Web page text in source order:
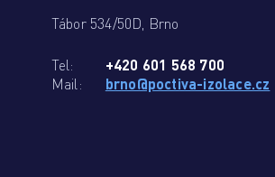
Tábor 534/50D, Brno
Tel:
+420 601 568 700
Mail:
brno@poctiva-izolace.cz